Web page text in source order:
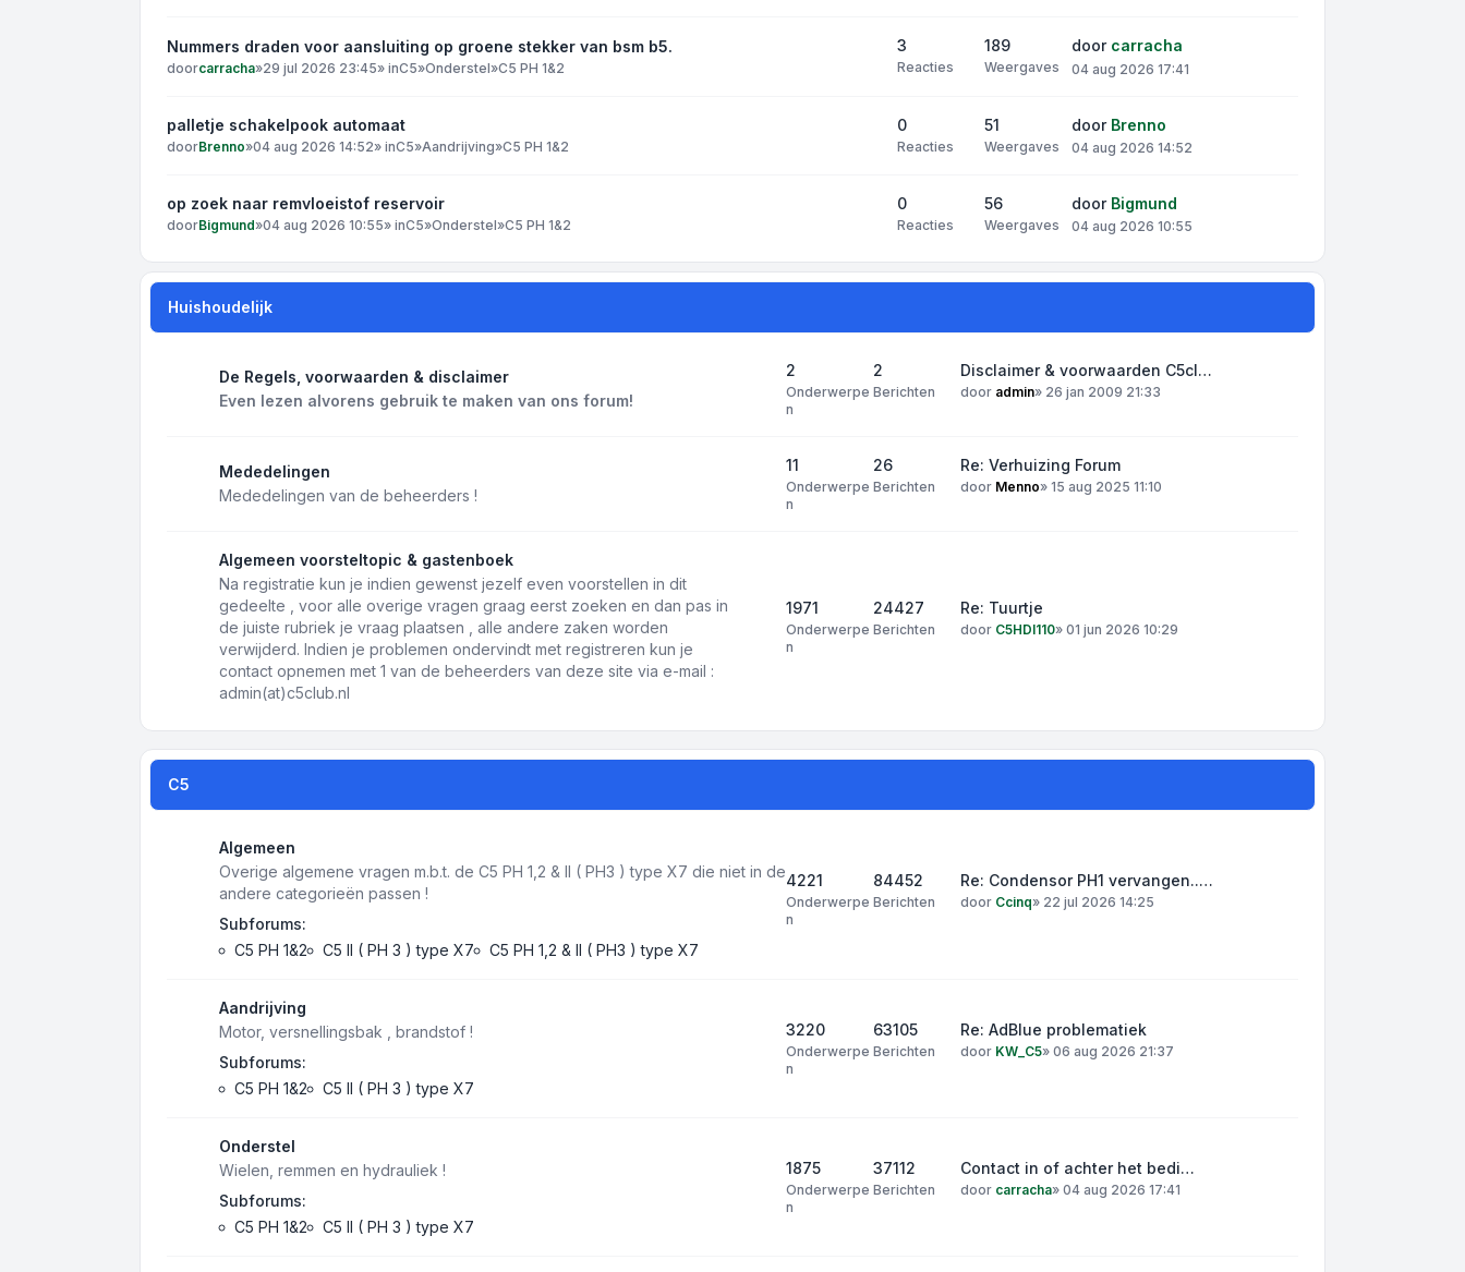
Nummers draden voor aansluiting op groene stekker van bsm b5.
doorcarracha»29 jul 2026 23:45» inC5»Onderstel»C5 PH 1&2
3
Reacties
189
Weergaves
door carracha
04 aug 2026 17:41
palletje schakelpook automaat
doorBrenno»04 aug 2026 14:52» inC5»Aandrijving»C5 PH 1&2
0
Reacties
51
Weergaves
door Brenno
04 aug 2026 14:52
op zoek naar remvloeistof reservoir
doorBigmund»04 aug 2026 10:55» inC5»Onderstel»C5 PH 1&2
0
Reacties
56
Weergaves
door Bigmund
04 aug 2026 10:55
Huishoudelijk
De Regels, voorwaarden & disclaimer
Even lezen alvorens gebruik te maken van ons forum!
2
Onderwerpe
n
2
Berichten
Disclaimer & voorwaarden C5cl…
door admin» 26 jan 2009 21:33
Mededelingen
Mededelingen van de beheerders !
11
Onderwerpe
n
26
Berichten
Re: Verhuizing Forum
door Menno» 15 aug 2025 11:10
Algemeen voorsteltopic & gastenboek
Na registratie kun je indien gewenst jezelf even voorstellen in dit
gedeelte , voor alle overige vragen graag eerst zoeken en dan pas in
de juiste rubriek je vraag plaatsen , alle andere zaken worden
verwijderd. Indien je problemen ondervindt met registreren kun je
contact opnemen met 1 van de beheerders van deze site via e-mail :
admin(at)c5club.nl
1971
Onderwerpe
n
24427
Berichten
Re: Tuurtje
door C5HDI110» 01 jun 2026 10:29
C5
Algemeen
Overige algemene vragen m.b.t. de C5 PH 1,2 & II ( PH3 ) type X7 die niet in de
andere categorieën passen !
Subforums:
C5 PH 1&2
C5 II ( PH 3 ) type X7 C5 PH 1,2 & II ( PH3 ) type X7
4221
Onderwerpe
n
84452
Berichten
Re: Condensor PH1 vervangen..…
door Ccinq» 22 jul 2026 14:25
Aandrijving
Motor, versnellingsbak , brandstof !
Subforums:
C5 PH 1&2
C5 II ( PH 3 ) type X7
3220
Onderwerpe
n
63105
Berichten
Re: AdBlue problematiek
door KW_C5» 06 aug 2026 21:37
Onderstel
Wielen, remmen en hydrauliek !
Subforums:
C5 PH 1&2
C5 II ( PH 3 ) type X7
1875
Onderwerpe
n
37112
Berichten
Contact in of achter het bedi…
door carracha» 04 aug 2026 17:41